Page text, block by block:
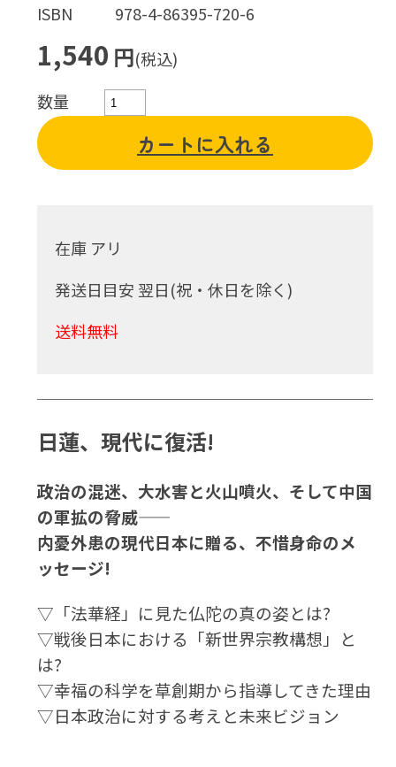
ISBN
978-4-86395-720-6
1,540 円(税込)
数量
カートに入れる
在庫 アリ
発送日目安 翌日(祝・休日を除く)
送料無料
日蓮、現代に復活!
政治の混迷、大水害と火山噴火、そして中国
の軍拡の脅威――
内憂外患の現代日本に贈る、不惜身命のメ
ッセージ!
▽「法華経」に見た仏陀の真の姿とは?
▽戦後日本における「新世界宗教構想」と
は?
▽幸福の科学を草創期から指導してきた理由
▽日本政治に対する考えと未来ビジョン